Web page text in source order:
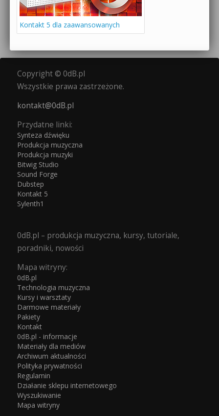
Kontakt 5 dla zaawansowanych
Copyright © 0dB.pl
Wszystkie prawa zastrzeżone.
kontakt@0dB.pl
Przydatne linki:
Synteza dźwięku
Produkcja muzyczna
Produkcja muzyki
Bitwig Studio
Sound Forge
Dubstep
Kontakt 5
Sylenth1
0dB.pl – produkcja muzyczna, kursy, tutoriale,
poradniki, nowości
Mapa witryny:
0dB.pl
Technologia muzyczna
Kursy i warsztaty
Darmowe materiały
Pakiety
Kontakt
0dB.pl - informacje
Materiały dla mediów
Archiwum aktualności
Polityka prywatności
Regulamin
Działanie sklepu internetowego
Wyszukiwanie
Mapa witryny